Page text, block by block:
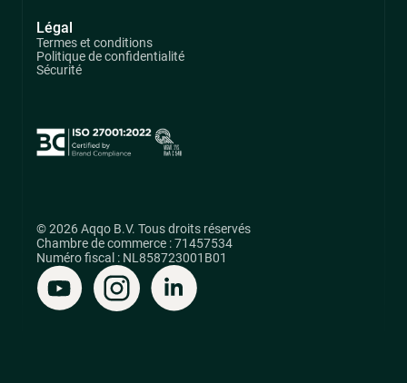
Légal
Termes et conditions
Politique de confidentialité
Sécurité
© 2026 Aqqo B.V. Tous droits réservés
Chambre de commerce : 71457534
Numéro fiscal : NL858723001B01